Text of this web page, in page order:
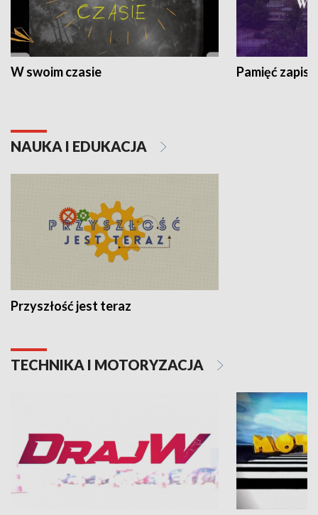
W swoim czasie Pamięć
NAUKA I EDUKACJA
Przyszłość jest teraz
TECHNIKA I MOTORYZACJA